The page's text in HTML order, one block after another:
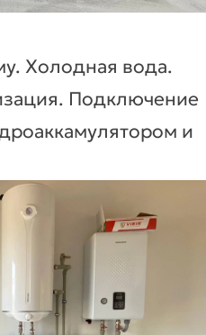
Холодная вода.
Подключение
и